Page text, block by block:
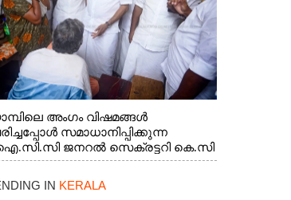
മന്ത്രി ടി. സിദ്ദിഖ്, റെജി
എം. എൽ. എ എന്നിവർ സമീപം
അംഗം വിഷമങ്ങൾ
സമാധാനിപ്പിക്കുന്ന
ജനറൽ സെക്രട്ടറി കെ.സി
എം.പി. സഹകരണ-
IN KERALA